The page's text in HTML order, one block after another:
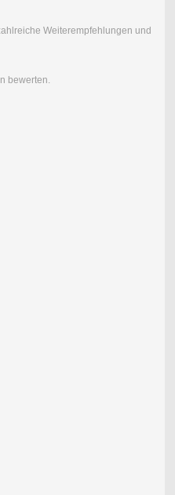
Weiterempfehlungen und
bewerten.